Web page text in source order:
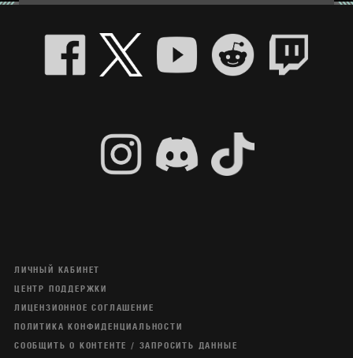
ЛИЧНЫЙ КАБИНЕТ
ЦЕНТР ПОДДЕРЖКИ
ЛИЦЕНЗИОННОЕ СОГЛАШЕНИЕ
ПОЛИТИКА КОНФИДЕНЦИАЛЬНОСТИ
СООБЩИТЬ О КОНТЕНТЕ / ЗАПРОСИТЬ ДАННЫЕ